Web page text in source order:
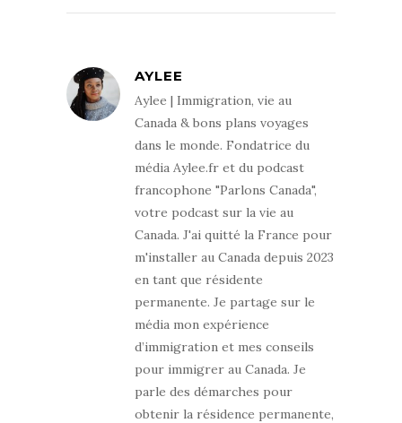
AYLEE
Aylee | Immigration, vie au
Canada & bons plans voyages
dans le monde. Fondatrice du
média Aylee.fr et du podcast
francophone "Parlons Canada",
votre podcast sur la vie au
Canada. J'ai quitté la France pour
m'installer au Canada depuis 2023
en tant que résidente
permanente. Je partage sur le
média mon expérience
d’immigration et mes conseils
pour immigrer au Canada. Je
parle des démarches pour
obtenir la résidence permanente,